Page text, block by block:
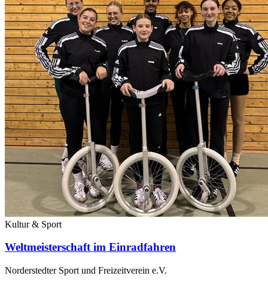
Kultur & Sport
Weltmeisterschaft im Einradfahren
Norderstedter Sport und Freizeitverein e.V.